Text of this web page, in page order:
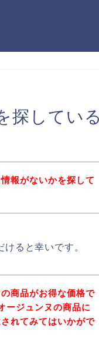
探してい
報がないかを探して
ると幸いです。
商品がお得な価格で
ージュンヌの商品に
れてみてはいかがで